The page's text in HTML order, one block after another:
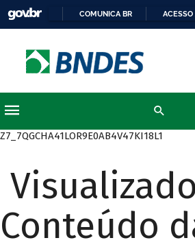
COMUNICA BR ACESSO
Z7_7QGCHA41LOR9E0AB4V47KI18L1
Conteúdo